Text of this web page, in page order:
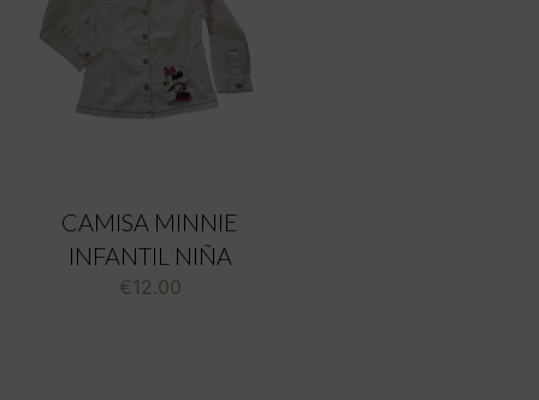
CAMISA MINNIE
INFANTIL NIÑA
€12.00